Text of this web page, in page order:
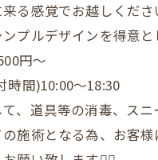
る感覚でお越しくだ
プルデザインを得意
円〜
時間)10:00〜18:30
、道具等の消毒、スニ
施術となる為、お客